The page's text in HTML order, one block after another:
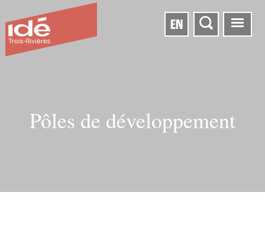
EN
Pôles de développement